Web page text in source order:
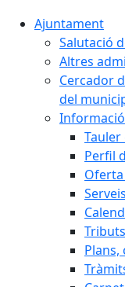
Ajuntament
Salutació
Altres
Cercador
del
Tauler
Perfil